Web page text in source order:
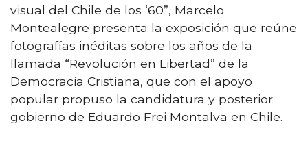
visual del Chile de los ‘60”, Marcelo
Montealegre presenta la exposición que reúne
fotografías inéditas sobre los años de la
llamada “Revolución en Libertad” de la
Democracia Cristiana, que con el apoyo
popular propuso la candidatura y posterior
gobierno de Eduardo Frei Montalva en Chile.